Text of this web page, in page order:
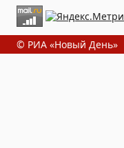
© РИА «Новый День»